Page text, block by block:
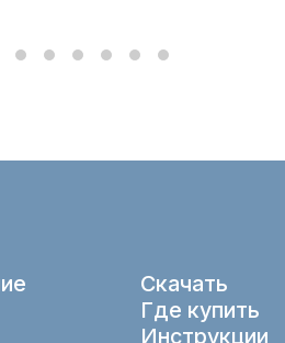
Скачать
Где купить
Инструкции